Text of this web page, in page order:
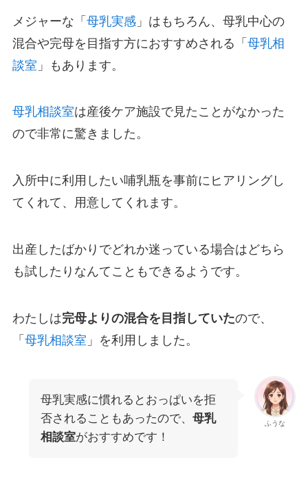
メジャーな「 母乳実感」はもちろん、母乳中心の
混合や完母を目指す方におすすめされる「 母乳相
談室 」もあります。
母乳相談室は産後ケア施設で見たことがなかった
ので非常に驚きました。
入所中に利用したい哺乳瓶を事前にヒアリングし
てくれて、用意してくれます。
出産したばかりでどれか迷っている場合はどちら
も試したりなんてこともできるようです。
わたしは完母よりの混合を目指していたので、
「 母乳相談室 」を利用しました。
ふうな
母乳実感に慣れるとおっぱいを拒
否されることもあったので、 母乳
相談室がおすすめです！